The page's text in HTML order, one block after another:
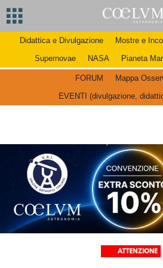
Didattica e Divulgazione Mostre e
Supernovae
NASA Pianeta
FORUM
Mappa
EVENTI (divulgazione,